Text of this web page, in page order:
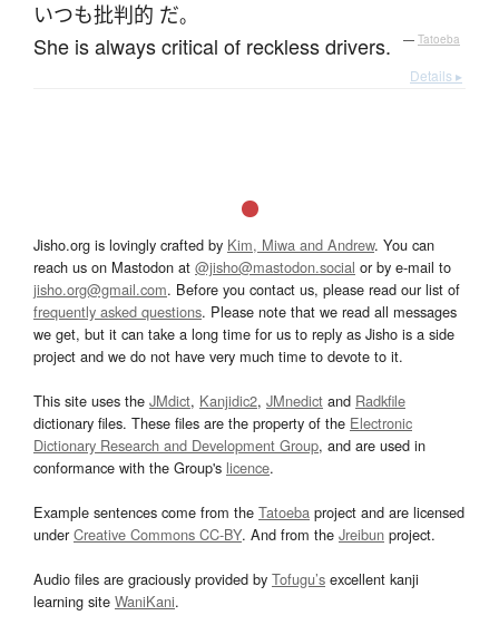
いつも批判的 だ。
She is always critical of reckless drivers. — Tatoeba
Details ▸
Jisho.org is lovingly crafted by Kim, Miwa and Andrew. You can
reach us on Mastodon at @jisho@mastodon.social or by e-mail to
jisho.org@gmail.com. Before you contact us, please read our list of
frequently asked questions. Please note that we read all messages
we get, but it can take a long time for us to reply as Jisho is a side
project and we do not have very much time to devote to it.
This site uses the JMdict, Kanjidic2, JMnedict and Radkfile
dictionary files. These files are the property of the Electronic
Dictionary Research and Development Group, and are used in
conformance with the Group's licence.
Example sentences come from the Tatoeba project and are licensed
underCreative Commons CC-BY. And from the Jreibun project.
Audio files are graciously provided by Tofugu’s excellent kanji
learning site WaniKani.